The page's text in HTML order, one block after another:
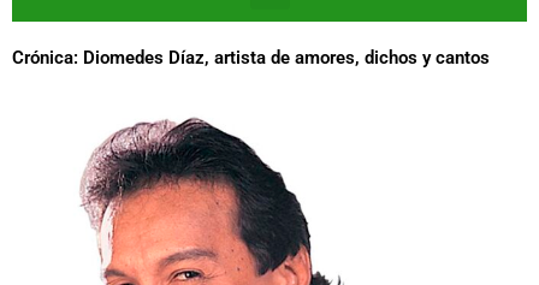
Crónica: Diomedes Díaz, artista de amores, dichos y cantos